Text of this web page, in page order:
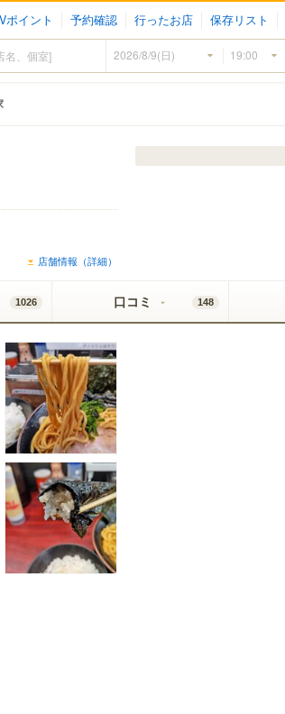
ポイント 予約確認 行ったお店 保存リスト
店舗情報（詳細）
1026 口コミ 148